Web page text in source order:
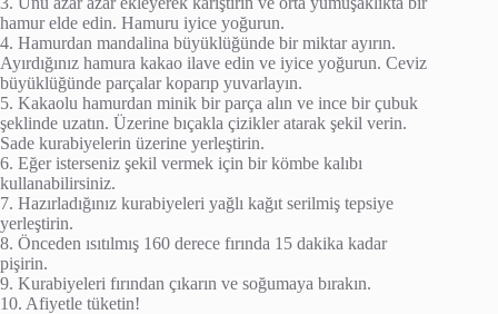
hamur elde edin. Hamuru iyice yoğurun.
4. Hamurdan mandalina büyüklüğünde bir miktar ayırın.
Ayırdığınız hamura kakao ilave edin ve iyice yoğurun. Ceviz
büyüklüğünde parçalar koparıp yuvarlayın.
5. Kakaolu hamurdan minik bir parça alın ve ince bir çubuk
şeklinde uzatın. Üzerine bıçakla çizikler atarak şekil verin.
Sade kurabiyelerin üzerine yerleştirin.
6. Eğer isterseniz şekil vermek için bir kömbe kalıbı
kullanabilirsiniz.
7. Hazırladığınız kurabiyeleri yağlı kağıt serilmiş tepsiye
yerleştirin.
8. Önceden ısıtılmış 160 derece fırında 15 dakika kadar
pişirin.
9. Kurabiyeleri fırından çıkarın ve soğumaya bırakın.
10. Afiyetle tüketin!